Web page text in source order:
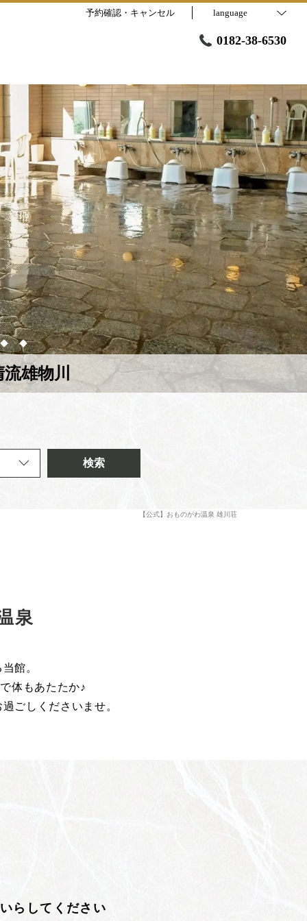
予約確認・キャンセル language
0182-38-6530
雄物川
検索
【公式】おものがわ温泉 雄川荘
泉
館。
体もあたたか♪
ごしくださいませ。
らしてください